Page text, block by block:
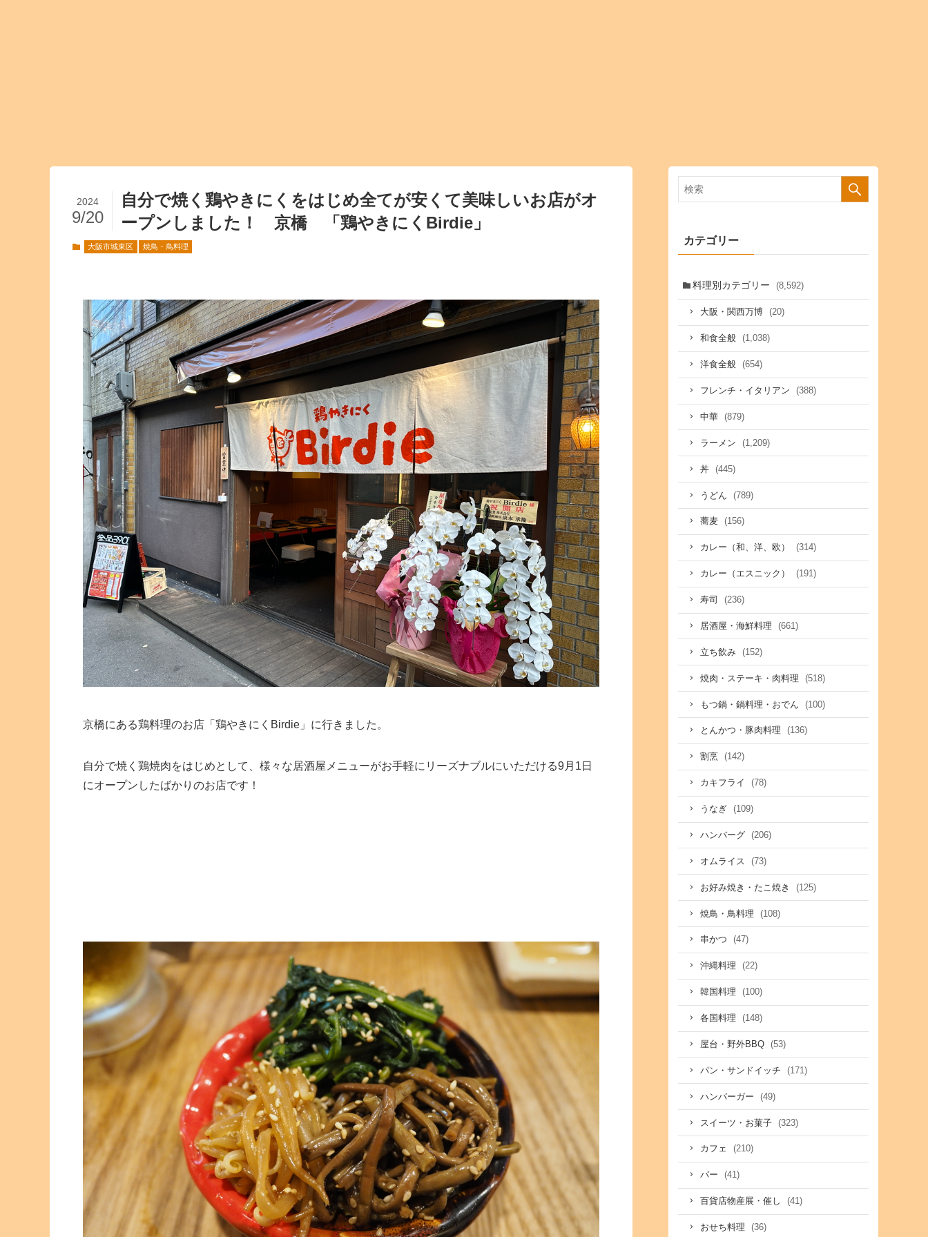
自分で焼く鶏やきにくをはじめ全てが安くて美味しいお店がオ
ープンしました！ 京橋 「鶏やきにくBirdie」
2024
9/20
大阪市城東区 焼鳥・鳥料理
京橋にある鶏料理のお店「鶏やきにくBirdie」に行きました。
自分で焼く鶏焼肉をはじめとして、様々な居酒屋メニューがお手軽にリーズナブルにいただける9月1日
にオープンしたばかりのお店です！
カテゴリー
料理別カテゴリー (8,592)
大阪・関西万博 (20)
和食全般 (1,038)
洋食全般 (654)
フレンチ・イタリアン (388)
中華 (879)
ラーメン (1,209)
丼 (445)
うどん (789)
蕎麦 (156)
カレー（和、洋、欧） (314)
カレー（エスニック） (191)
寿司 (236)
居酒屋・海鮮料理 (661)
立ち飲み (152)
焼肉・ステーキ・肉料理 (518)
もつ鍋・鍋料理・おでん (100)
とんかつ・豚肉料理 (136)
割烹 (142)
カキフライ (78)
うなぎ (109)
ハンバーグ (206)
オムライス (73)
お好み焼き・たこ焼き (125)
焼鳥・鳥料理 (108)
串かつ (47)
沖縄料理 (22)
韓国料理 (100)
各国料理 (148)
屋台・野外BBQ (53)
パン・サンドイッチ (171)
ハンバーガー (49)
スイーツ・お菓子 (323)
カフェ (210)
バー (41)
百貨店物産展・催し (41)
おせち料理 (36)